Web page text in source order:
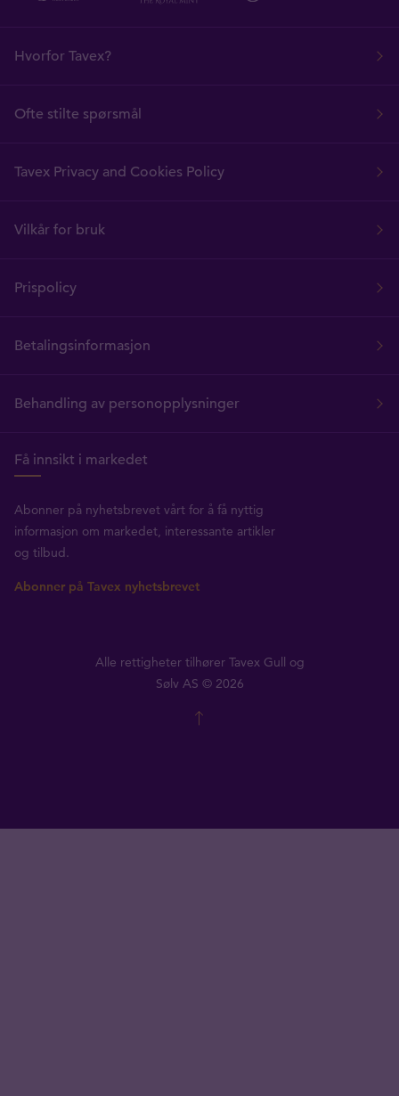
Hvorfor Tavex?
Ofte stilte spørsmål
Tavex Privacy and Cookies Policy
Vilkår for bruk
Prispolicy
Betalingsinformasjon
Behandling av personopplysninger
Få innsikt i markedet
Abonner på nyhetsbrevet vårt for å få nyttig
informasjon om markedet, interessante artikler
og tilbud.
Abonner på Tavex nyhetsbrevet
Alle rettigheter tilhører Tavex Gull og
Sølv AS © 2026